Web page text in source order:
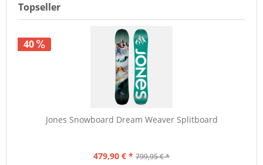
Topseller
40
Jones Snowboard Dream Weaver Splitboard
479,90 € * 799,95 € *